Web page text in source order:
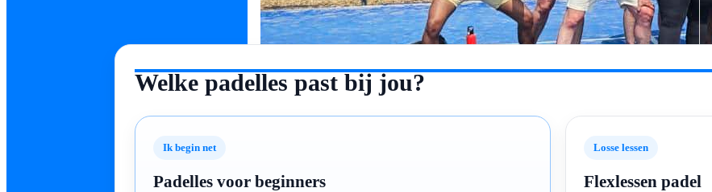
Welke padelles past bij jou?
Ik begin net
Padelles voor beginners
Losse lessen
Flexlessen padel